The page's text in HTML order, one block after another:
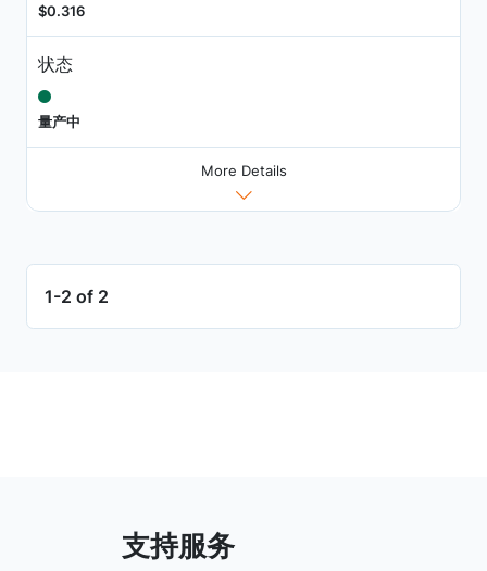
$0.316
状态
量产中
More Details
1-2 of 2
支持服务